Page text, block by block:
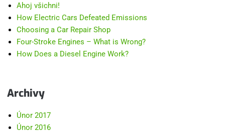
Ahoj všichni!
How Electric Cars Defeated Emissions
Choosing a Car Repair Shop
Four-Stroke Engines – What is Wrong?
How Does a Diesel Engine Work?
Archivy
Únor 2017
Únor 2016